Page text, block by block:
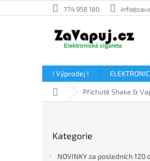
na
774 958 180
! Výprodej !
Domů Příchutě Shake &
kategorie
Kategorie
NOVINKY za posledních 120